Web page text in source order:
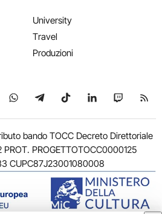
University
Travel
Produzioni
X su YouTube
Seguici su WhatsApp
Seguici su Telegram
Seguici su TikTok
Seguici su
Seguici
bando TOCC Decreto Direttoriale
PROGETTOTOCC0000125
CUPC87J23001080008